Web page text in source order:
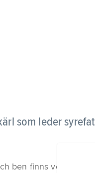
som leder
ben finns vener